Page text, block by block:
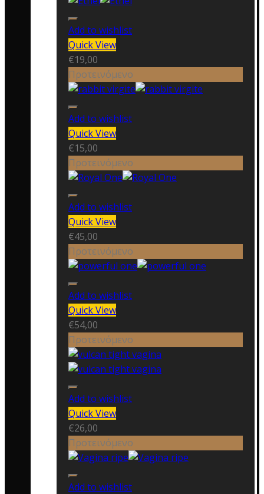
Add to wishlist
Quick View
€19,00
Προτεινόμενο
Add to wishlist
Quick View
€15,00
Προτεινόμενο
Add to wishlist
Quick View
€45,00
Προτεινόμενο
Add to wishlist
Quick View
€54,00
Προτεινόμενο
Add to wishlist
Quick View
€26,00
Προτεινόμενο
Add to wishlist